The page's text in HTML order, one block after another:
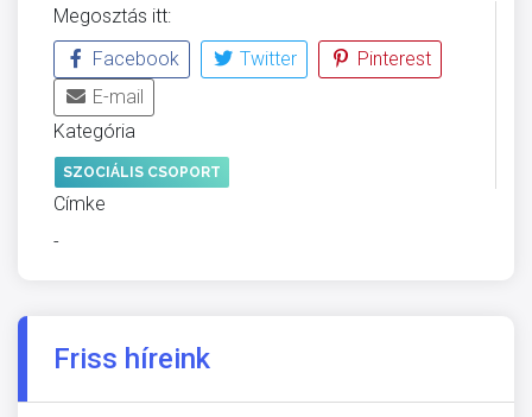
Megosztás itt:
Facebook
Twitter
Pinterest
E-mail
Kategória
SZOCIÁLIS CSOPORT
Címke
-
Friss híreink